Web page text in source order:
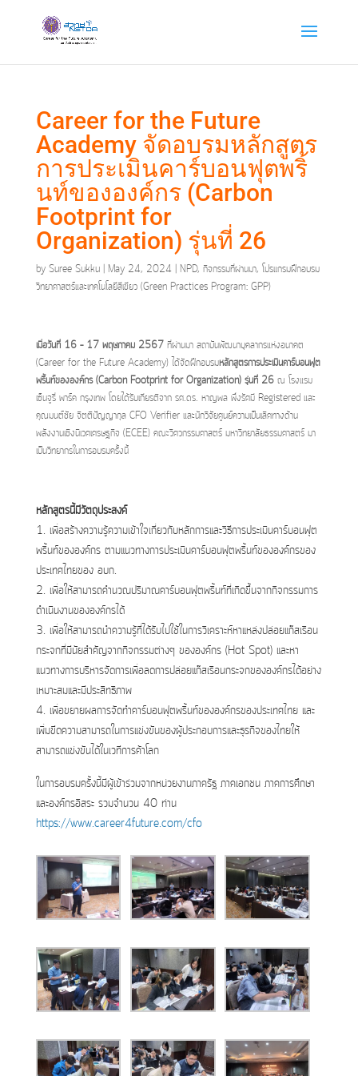
Career for the Future
Academy จัดอบรมหลักสูตร
การประเมินคาร์บอนฟุตพริ้
นท์ขององค์กร (Carbon
Footprint for
Organization) รุ่นที่ 26
by Suree Sukku| May 24, 2024| NPD, กิจกรรมที่ผ่านมา, โปรแกรมฝึกอบรม
วิทยาศาสตร์และเทคโนโลยีสีเขียว (Green Practices Program: GPP)
เมื่อวันที่ 16 – 17 พฤษภาคม 2567ที่ผ่านมา สถาบันพัฒนาบุคลากรแห่งอนาคต
(Career for the Future Academy) ได้จัดฝึกอบรมหลักสูตรการประเมินคาร์บอนฟุต
พริ้นท์ขององค์กร (Carbon Footprint for Organization) รุ่นที่ 26ณ โรงแรม
เซ็นจูรี่ พาร์ค กรุงเทพ โดยได้รับเกียรติจาก รศ.ดร. หาญพล พึ่งรัศมี Registered และ
คุณมนต์ชัย จิตติปัญญากุล CFO Verifier และนักวิจัยศูนย์ความเป็นเลิศทางด้าน
พลังงานเชิงนิเวศเศรษฐกิจ (ECEE) คณะวิศวกรรมศาสตร์ มหาวิทยาลัยธรรมศาสตร์ มา
เป็นวิทยากรในการอบรมครั้งนี้
หลักสูตรนี้มีวัตถุประสงค์
1. เพื่อสร้างความรู้ความเข้าใจเกี่ยวกับหลักการและวิธีการประเมินคาร์บอนฟุต
พริ้นท์ขององค์กร ตามแนวทางการประเมินคาร์บอนฟุตพริ้นท์ขององค์กรของ
ประเทศไทยของ อบก.
2. เพื่อให้สามารถคำนวณปริมาณคาร์บอนฟุตพริ้นท์ที่เกิดขึ้นจากกิจกรรมการ
ดำเนินงานขององค์กรได้
3. เพื่อให้สามารถนำความรู้ที่ได้รับไปใช้ในการวิเคราะห์หาแหล่งปล่อยแก๊สเรือน
กระจกที่มีนัยสำคัญจากกิจกรรมต่างๆ ขององค์กร (Hot Spot) และหา
แนวทางการบริหารจัดการเพื่อลดการปล่อยแก๊สเรือนกระจกขององค์กรได้อย่าง
เหมาะสมและมีประสิทธิภาพ
4. เพื่อขยายผลการจัดทำคาร์บอนฟุตพริ้นท์ขององค์กรของประเทศไทย และ
เพิ่มขีดความสามารถในการแข่งขันของผู้ประกอบการและธุรกิจของไทยให้
สามารถแข่งขันได้ในเวทีการค้าโลก
ในการอบรมครั้งนี้มีผู้เข้าร่วมจากหน่วยงานภาครัฐ ภาคเอกชน ภาคการศึกษา
และองค์กรอิสระ รวมจำนวน 40 ท่าน
https://www.career4future.com/cfo